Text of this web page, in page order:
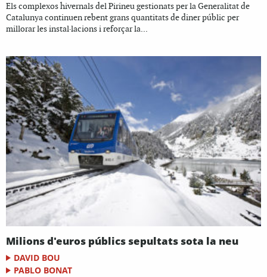
Els complexos hivernals del Pirineu gestionats per la Generalitat de
Catalunya continuen rebent grans quantitats de diner públic per
millorar les instal·lacions i reforçar la...
Milions d'euros públics sepultats sota la neu
DAVID BOU
PABLO BONAT